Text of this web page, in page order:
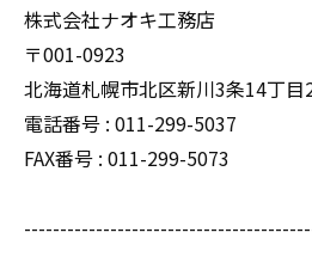
株式会社ナオキ工務店
〒001-0923
北海道札幌市北区新川3条14丁目
電話番号 : 011-299-5037
FAX番号 : 011-299-5073